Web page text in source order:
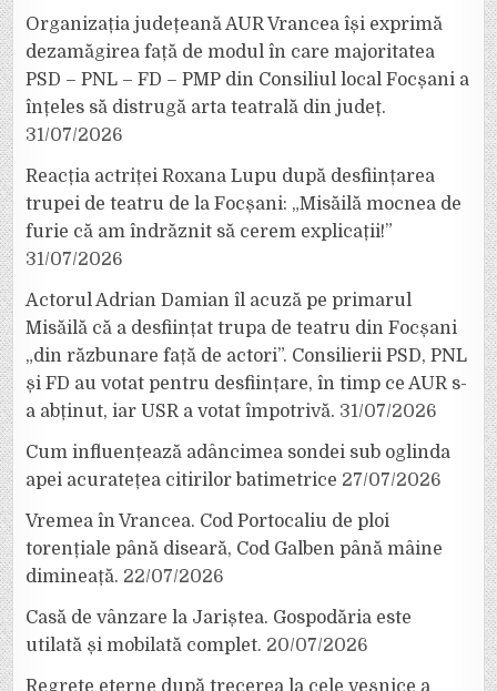
Organizația județeană AUR Vrancea își exprimă
dezamăgirea față de modul în care majoritatea
PSD – PNL – FD – PMP din Consiliul local Focșani a
înțeles să distrugă arta teatrală din județ.
31/07/2026
Reacția actriței Roxana Lupu după desființarea
trupei de teatru de la Focșani: „Misăilă mocnea de
furie că am îndrăznit să cerem explicații!”
31/07/2026
Actorul Adrian Damian îl acuză pe primarul
Misăilă că a desființat trupa de teatru din Focșani
„din răzbunare față de actori”. Consilierii PSD, PNL
și FD au votat pentru desființare, în timp ce AUR s-
a abținut, iar USR a votat împotrivă. 31/07/2026
Cum influențează adâncimea sondei sub oglinda
apei acuratețea citirilor batimetrice 27/07/2026
Vremea în Vrancea. Cod Portocaliu de ploi
torențiale până diseară, Cod Galben până mâine
dimineață. 22/07/2026
Casă de vânzare la Jariștea. Gospodăria este
utilată și mobilată complet. 20/07/2026